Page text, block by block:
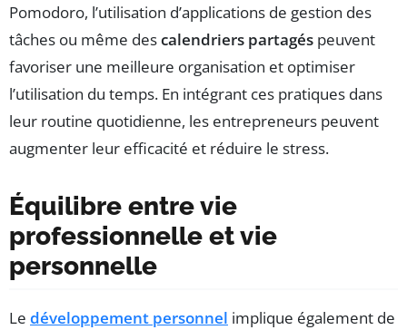
Pomodoro, l’utilisation d’applications de gestion des
tâches ou même descalendriers partagés peuvent
favoriser une meilleure organisation et optimiser
l’utilisation du temps. En intégrant ces pratiques dans
leur routine quotidienne, les entrepreneurs peuvent
augmenter leur efficacité et réduire le stress.
Équilibre entre vie
professionnelle et vie
personnelle
Le développement personnel implique également de